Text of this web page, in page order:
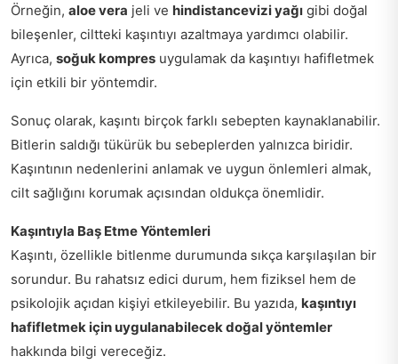
Örneğin, aloe vera jeli ve hindistancevizi yağı gibi doğal
bileşenler, ciltteki kaşıntıyı azaltmaya yardımcı olabilir.
Ayrıca, soğuk kompres uygulamak da kaşıntıyı hafifletmek
için etkili bir yöntemdir.
Sonuç olarak, kaşıntı birçok farklı sebepten kaynaklanabilir.
Bitlerin saldığı tükürük bu sebeplerden yalnızca biridir.
Kaşıntının nedenlerini anlamak ve uygun önlemleri almak,
cilt sağlığını korumak açısından oldukça önemlidir.
Kaşıntıyla Baş Etme Yöntemleri
Kaşıntı, özellikle bitlenme durumunda sıkça karşılaşılan bir
sorundur. Bu rahatsız edici durum, hem fiziksel hem de
psikolojik açıdan kişiyi etkileyebilir. Bu yazıda, kaşıntıyı
hafifletmek için uygulanabilecek doğal yöntemler
hakkında bilgi vereceğiz.